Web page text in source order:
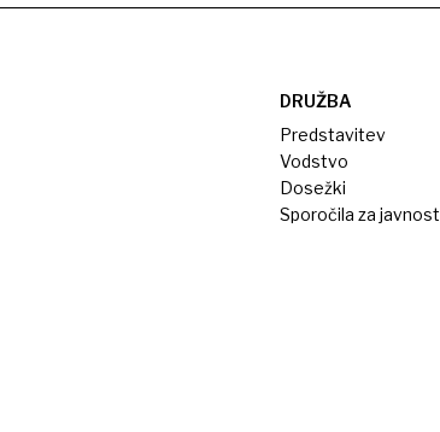
DRUŽBA
Predstavitev
Vodstvo
Dosežki
Sporočila za javnost